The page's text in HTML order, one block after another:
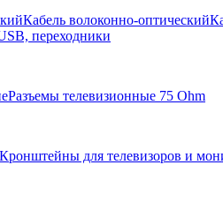
Кабель волоконно-оптический
переходники
Разъемы телевизионные 75 Ohm
Кронштейны для телевизоров и